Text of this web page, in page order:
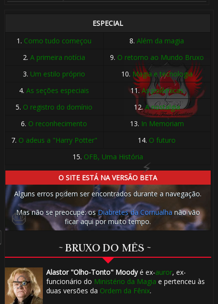
ESPECIAL
1. Como tudo começou 8.Além da magia
2.A primeira notícia 9. O retorno ao Mundo Bruxo
3. Um estilo próprio 10. Magia e tecnologia
4.As seções especiais 11.As polêmicas
5. O registro do domínio 12.A nostalgia
6. O reconhecimento 13. In Memoriam
7. O adeus a "Harry Potter" 14. O futuro
15. OFB, Uma História
O SITE ESTÁ NA VERSÃO BETA
Alguns erros podem ser encontrados durante a navegação.
Mas não se preocupe: osDiabretes da Cornualha não vão
ficar aqui por muito tempo.
~ BRUXO DO MÊS ~
Alastor "Olho-Tonto" Moodyé ex-auror, ex-
funcionário do Ministério da Magia e pertenceu às
duas versões da Ordem da Fênix.
🎈